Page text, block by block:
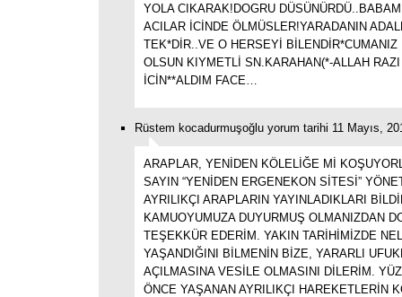
YOLA CIKARAK!DOGRU
ACILAR İCİNDE ÖLMÜSLER!YARADANIN
TEK*DİR..VE O HERSEYİ BİLENDİR*CUMANIZ
OLSUN KIYMETLİ SN.KARAHAN(*-ALLAH
İCİN**ALDIM FACE…
Rüstem kocadurmuşoğlu yorum tarihi 11 Mayıs,
ARAPLAR, YENİDEN KÖLELİĞE Mİ
SAYIN “YENİDEN ERGENEKON SİTESİ”
AYRILIKÇI ARAPLARIN YAYINLADIKLARI
KAMUOYUMUZA DUYURMUŞ OLMANIZDAN
TEŞEKKÜR EDERİM. YAKIN TARİHİMİZDE
YAŞANDIĞINI BİLMENİN BİZE, YARARLI
AÇILMASINA VESİLE OLMASINI DİLERİM.
ÖNCE YAŞANAN AYRILIKÇI HAREKETLERİN